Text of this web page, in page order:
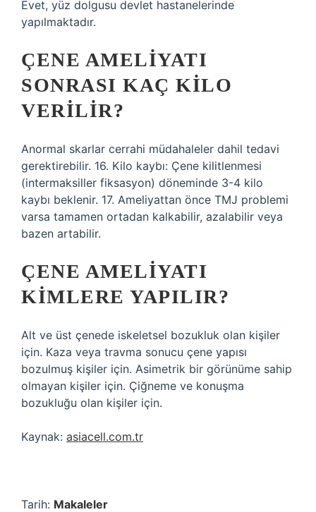
Evet, yüz dolgusu devlet hastanelerinde
yapılmaktadır.
ÇENE AMELIYATI
SONRASI KAÇ KILO
VERILIR?
Anormal skarlar cerrahi müdahaleler dahil tedavi
gerektirebilir. 16. Kilo kaybı: Çene kilitlenmesi
(intermaksiller fiksasyon) döneminde 3-4 kilo
kaybı beklenir. 17. Ameliyattan önce TMJ problemi
varsa tamamen ortadan kalkabilir, azalabilir veya
bazen artabilir.
ÇENE AMELIYATI
KIMLERE YAPILIR?
Alt ve üst çenede iskeletsel bozukluk olan kişiler
için. Kaza veya travma sonucu çene yapısı
bozulmuş kişiler için. Asimetrik bir görünüme sahip
olmayan kişiler için. Çiğneme ve konuşma
bozukluğu olan kişiler için.
Kaynak: asiacell.com.tr
Tarih: Makaleler